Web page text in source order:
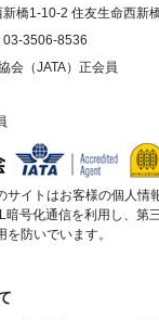
橋1-10-2 住友生命西新
3506-8536
会（JATA）正会員
サイトはお客様の個人情
暗号化通信を利用し、第
を防いでいます。